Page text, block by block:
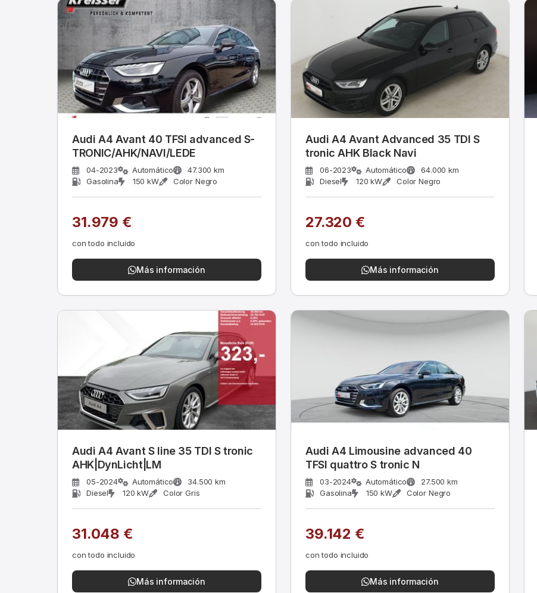
Audi A4 Avant 40 TFSI advanced S-
TRONIC/AHK/NAVI/LEDE
04-2023 Automático
47.300 km
Gasolina
150 kW Color Negro
31.979 €
con todo incluido
Más información
Audi A4 Avant Advanced 35 TDI S
tronic AHK Black Navi
06-2023 Automático
64.000 km
Diesel
120 kW Color Negro
27.320 €
con todo incluido
Más información
Audi A4 Avant S line 35 TDI S tronic
AHK|DynLicht|LM
05-2024 Automático
34.500 km
Diesel
120 kW Color Gris
31.048 €
con todo incluido
Más información
Audi A4 Limousine advanced 40
TFSI quattro S tronic N
03-2024 Automático
27.500 km
Gasolina
150 kW Color Negro
39.142 €
con todo incluido
Más información